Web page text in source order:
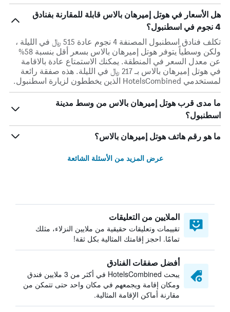
هل الأسعار في هوتل إميرهان بالاس قابلة للمقارنة بفنادق
4 نجوم في اسطنبول؟
تكلف فنادق اسطنبول المصنفة 4 نجوم عادة 515 ﷼ في الليلة ،
ولكن وسطياً يتوفر هوتل إميرهان بالاس بسعر أقل بنسبة 58%
عن معدل السعر في المنطقة. يمكنك الاستمتاع عادة بالاقامة
في هوتل إميرهان بالاس بـ 217 ﷼ في الليلة. هذه صفقة رائعة
لمستخدمي HotelsCombined الذين يخططون لزيارة اسطنبول.
ما مدى قرب هوتل إميرهان بالاس من وسط مدينة
اسطنبول؟
ما هو رقم هاتف هوتل إميرهان بالاس؟
عرض المزيد من الأسئلة الشائعة
الملايين من التعليقات
تقييمات وتعليقات حقيقية من ملايين النزلاء، مثلك
تمامًا. احجز إقامتك المثالية بكل ثقة!
أفضل صفقات الفنادق
يبحث HotelsCombined في أكثر من 3 ملايين فندق
ومكان إقامة ويجمعهم في مكان واحد حتى تتمكن من
مقارنة أماكن الإقامة المثالية.